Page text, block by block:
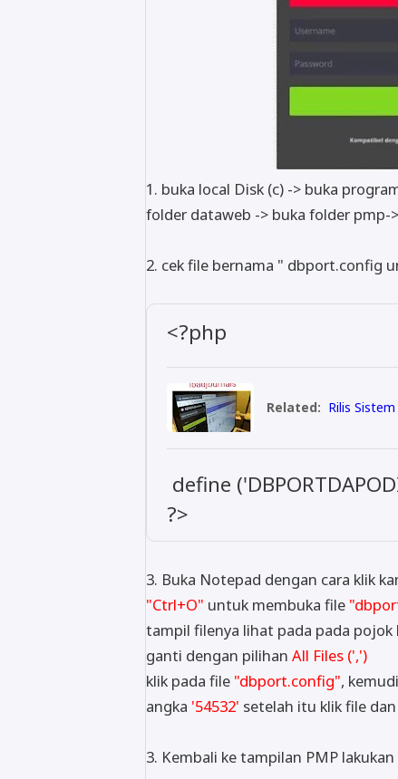
1. buka local Disk (c) -> buka
folder dataweb -> buka folder pmp-
2. cek file bernama " dbport.config
<?php
Related: Rilis
define
?>
3. Buka Notepad dengan cara klik
"Ctrl+O" untuk membuka file
tampil filenya lihat pada pada pojok
ganti dengan pilihan All Files (',')
klik pada file "dbport.config",
angka '54532' setelah itu klik file
3. Kembali ke tampilan PMP